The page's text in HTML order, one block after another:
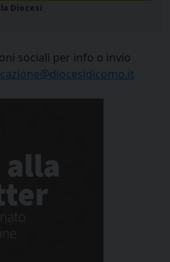
Diocesi
sociali per info o invio